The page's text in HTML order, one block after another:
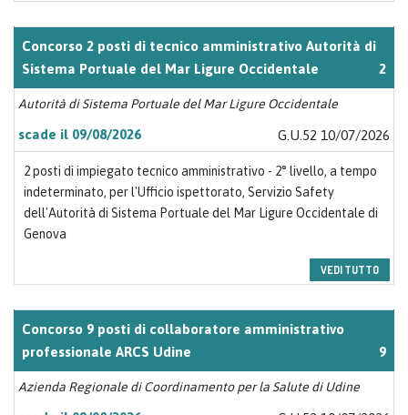
Concorso 2 posti di tecnico amministrativo Autorità di
Sistema Portuale del Mar Ligure Occidentale
2
Autorità di Sistema Portuale del Mar Ligure Occidentale
scade il 09/08/2026 G.U.52 10/07/2026
2 posti di impiegato tecnico amministrativo - 2° livello, a tempo
indeterminato, per l'Ufficio ispettorato, Servizio Safety
dell'Autorità di Sistema Portuale del Mar Ligure Occidentale di
Genova
VEDI TUTTO
Concorso 9 posti di collaboratore amministrativo
professionale ARCS Udine
9
Azienda Regionale di Coordinamento per la Salute di Udine